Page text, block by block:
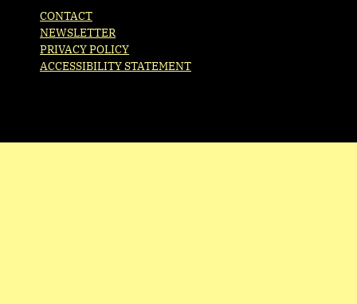
CONTACT
NEWSLETTER
PRIVACY POLICY
ACCESSIBILITY STATEMENT